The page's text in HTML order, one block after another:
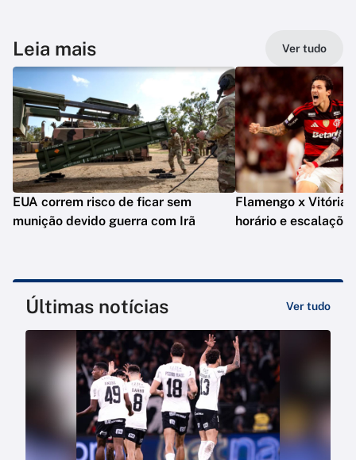
Leia mais Ver tudo
EUA correm risco de ficar sem
munição devido guerra com Irã
Flamengo x Vitória:
horário e escalações
Últimas notícias Ver tudo